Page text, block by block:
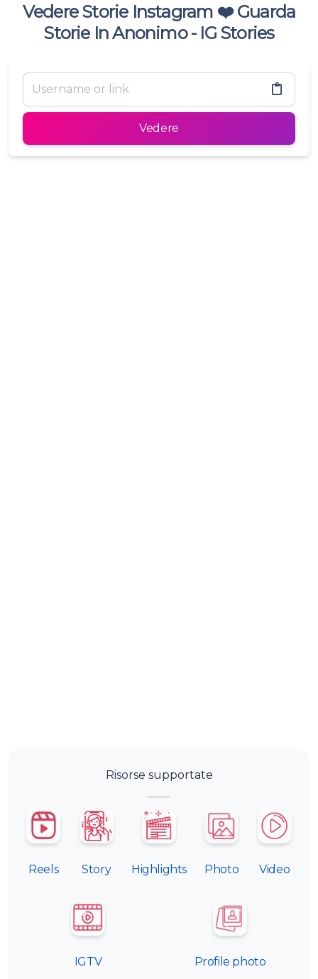
Vedere Storie Instagram ❤️ Guarda
Storie In Anonimo - IG Stories
Vedere
Risorse supportate
Reels Story Highlights Photo Video
IGTV Profile photo